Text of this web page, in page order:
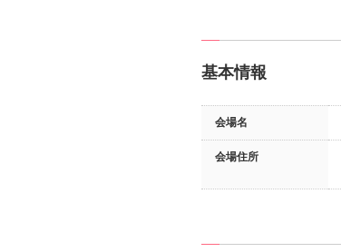
基本情報
会場名
会場住所